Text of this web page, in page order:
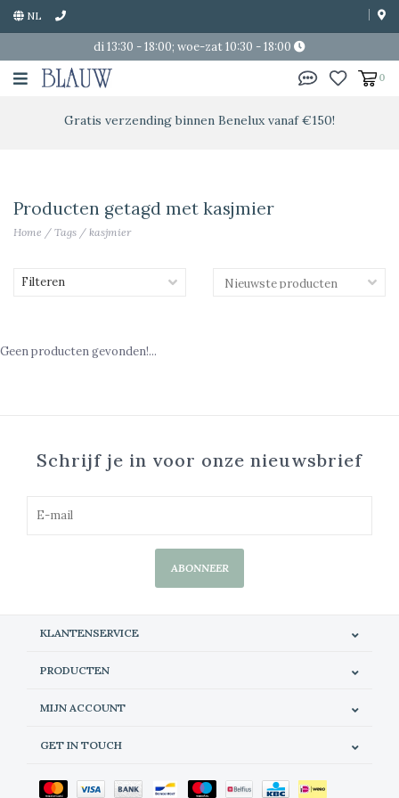
NL
di 13:30 - 18:00; woe-zat 10:30 - 18:00
0
Gratis verzending binnen Benelux vanaf €150!
Producten getagd met kasjmier
Home / Tags / kasjmier
Filteren
Geen producten gevonden!...
Schrijf je in voor onze nieuwsbrief
ABONNEER
KLANTENSERVICE
PRODUCTEN
MIJN ACCOUNT
GET IN TOUCH